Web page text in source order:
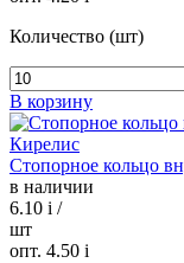
Количество (шт)
В корзину
Стопорное кольцо
в наличии
6.10 i /
шт
опт. 4.50 i